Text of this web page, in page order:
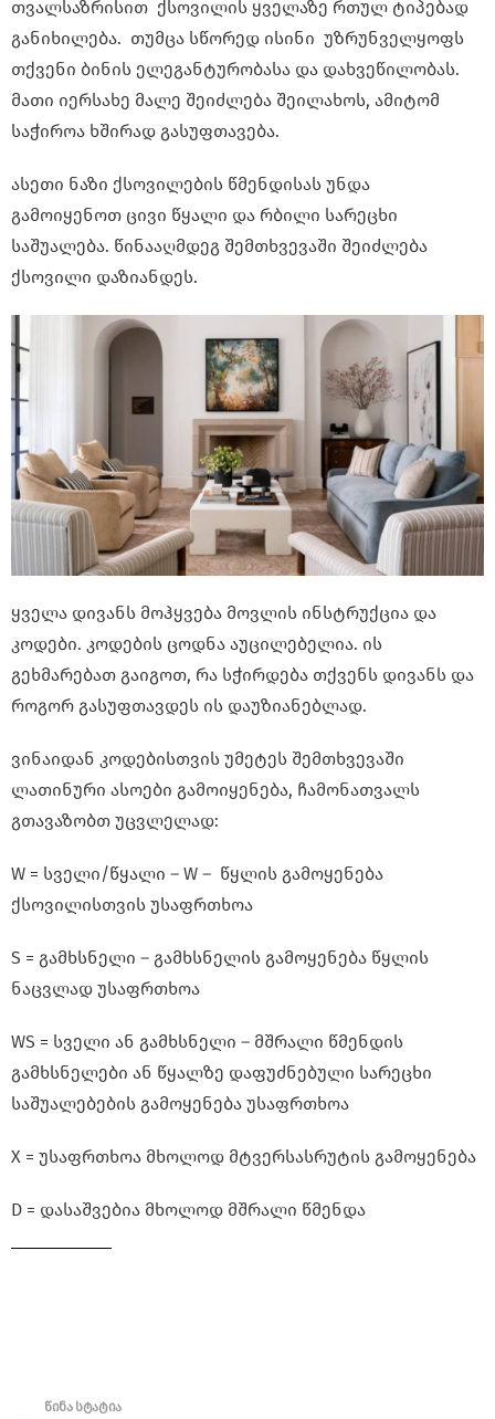
თვალსაზრისით ქსოვილის ყველაზე რთულ ტიპებად
განიხილება. თუმცა სწორედ ისინი უზრუნველყოფს
თქვენი ბინის ელეგანტურობასა და დახვეწილობას.
მათი იერსახე მალე შეიძლება შეილახოს, ამიტომ
საჭიროა ხშირად გასუფთავება.
ასეთი ნაზი ქსოვილების წმენდისას უნდა
გამოიყენოთ ცივი წყალი და რბილი სარეცხი
საშუალება. წინააღმდეგ შემთხვევაში შეიძლება
ქსოვილი დაზიანდეს.
ყველა დივანს მოჰყვება მოვლის ინსტრუქცია და
კოდები. კოდების ცოდნა აუცილებელია. ის
გეხმარებათ გაიგოთ, რა სჭირდება თქვენს დივანს და
როგორ გასუფთავდეს ის დაუზიანებლად.
ვინაიდან კოდებისთვის უმეტეს შემთხვევაში
ლათინური ასოები გამოიყენება, ჩამონათვალს
გთავაზობთ უცვლელად:
W = სველი/წყალი – W – წყლის გამოყენება
ქსოვილისთვის უსაფრთხოა
S = გამხსნელი – გამხსნელის გამოყენება წყლის
ნაცვლად უსაფრთხოა
WS = სველი ან გამხსნელი – მშრალი წმენდის
გამხსნელები ან წყალზე დაფუძნებული სარეცხი
საშუალებების გამოყენება უსაფრთხოა
X = უსაფრთხოა მხოლოდ მტვერსასრუტის გამოყენება
D = დასაშვებია მხოლოდ მშრალი წმენდა
წინა სტატია